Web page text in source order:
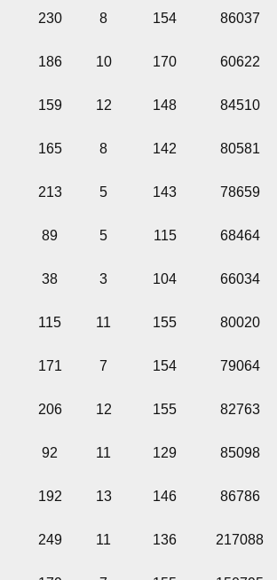
230 8 154 86037
186 10 170 60622
159 12 148 84510
165 8 142 80581
213 5 143 78659
89 5 115 68464
38 3 104 66034
115 11 155 80020
171 7 154 79064
206 12 155 82763
92 11 129 85098
192 13 146 86786
249 11 136 217088